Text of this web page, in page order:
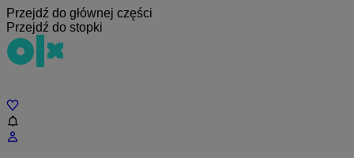
Przejdź do głównej części
Przejdź do stopki